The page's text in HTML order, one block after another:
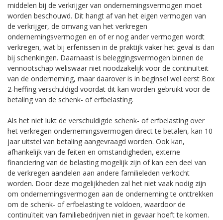
middelen bij de verkrijger van ondernemingsvermogen moet
worden beschouwd. Dit hangt af van het eigen vermogen van
de verkrijger, de omvang van het verkregen
ondernemingsvermogen en of er nog ander vermogen wordt
verkregen, wat bij erfenissen in de praktijk vaker het geval is dan
bij schenkingen. Daarnaast is beleggingsvermogen binnen de
vennootschap weliswaar niet noodzakelijk voor de continuïteit
van de onderneming, maar daarover is in beginsel wel eerst Box
2-heffing verschuldigd voordat dit kan worden gebruikt voor de
betaling van de schenk- of erfbelasting.
Als het niet lukt de verschuldigde schenk- of erfbelasting over
het verkregen ondernemingsvermogen direct te betalen, kan 10
jaar uitstel van betaling aangevraagd worden. Ook kan,
afhankelijk van de feiten en omstandigheden, externe
financiering van de belasting mogelijk zijn of kan een deel van
de verkregen aandelen aan andere familieleden verkocht
worden. Door deze mogelijkheden zal het niet vaak nodig zijn
om ondernemingsvermogen aan de onderneming te onttrekken
om de schenk- of erfbelasting te voldoen, waardoor de
continuïteit van familiebedrijven niet in gevaar hoeft te komen.